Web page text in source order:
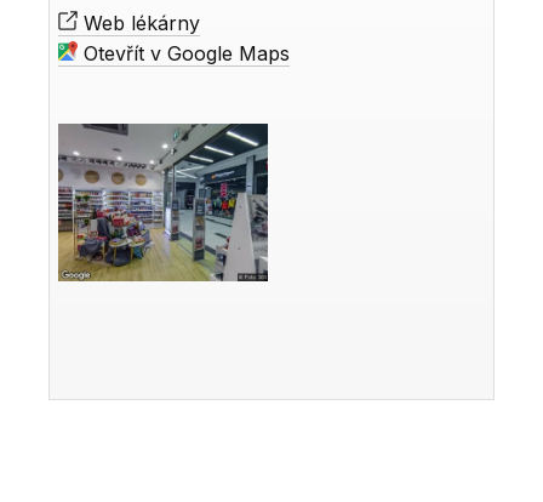
Web lékárny
Otevřít v Google Maps